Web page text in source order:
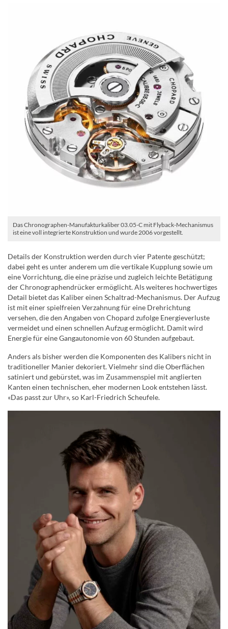
Das Chronographen-Manufakturkaliber 03.05-C mit Flyback-Mechanismus
ist eine voll integrierte Konstruktion und wurde 2006 vorgestellt.
Details der Konstruktion werden durch vier Patente geschützt;
dabei geht es unter anderem um die vertikale Kupplung sowie um
eine Vorrichtung, die eine präzise und zugleich leichte Betätigung
der Chronographendrücker ermöglicht. Als weiteres hochwertiges
Detail bietet das Kaliber einen Schaltrad-Mechanismus. Der Aufzug
ist mit einer spielfreien Verzahnung für eine Drehrichtung
versehen, die den Angaben von Chopard zufolge Energieverluste
vermeidet und einen schnellen Aufzug ermöglicht. Damit wird
Energie für eine Gangautonomie von 60 Stunden aufgebaut.
Anders als bisher werden die Komponenten des Kalibers nicht in
traditioneller Manier dekoriert. Vielmehr sind die Oberflächen
satiniert und gebürstet, was im Zusammenspiel mit anglierten
Kanten einen technischen, eher modernen Look entstehen lässt.
«Das passt zur Uhr», so Karl-Friedrich Scheufele.